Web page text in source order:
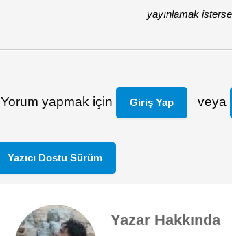
yayınlamak
Yorum yapmak için Giriş Yap veya
Yazıcı Dostu Sürüm
Yazar Hakkında